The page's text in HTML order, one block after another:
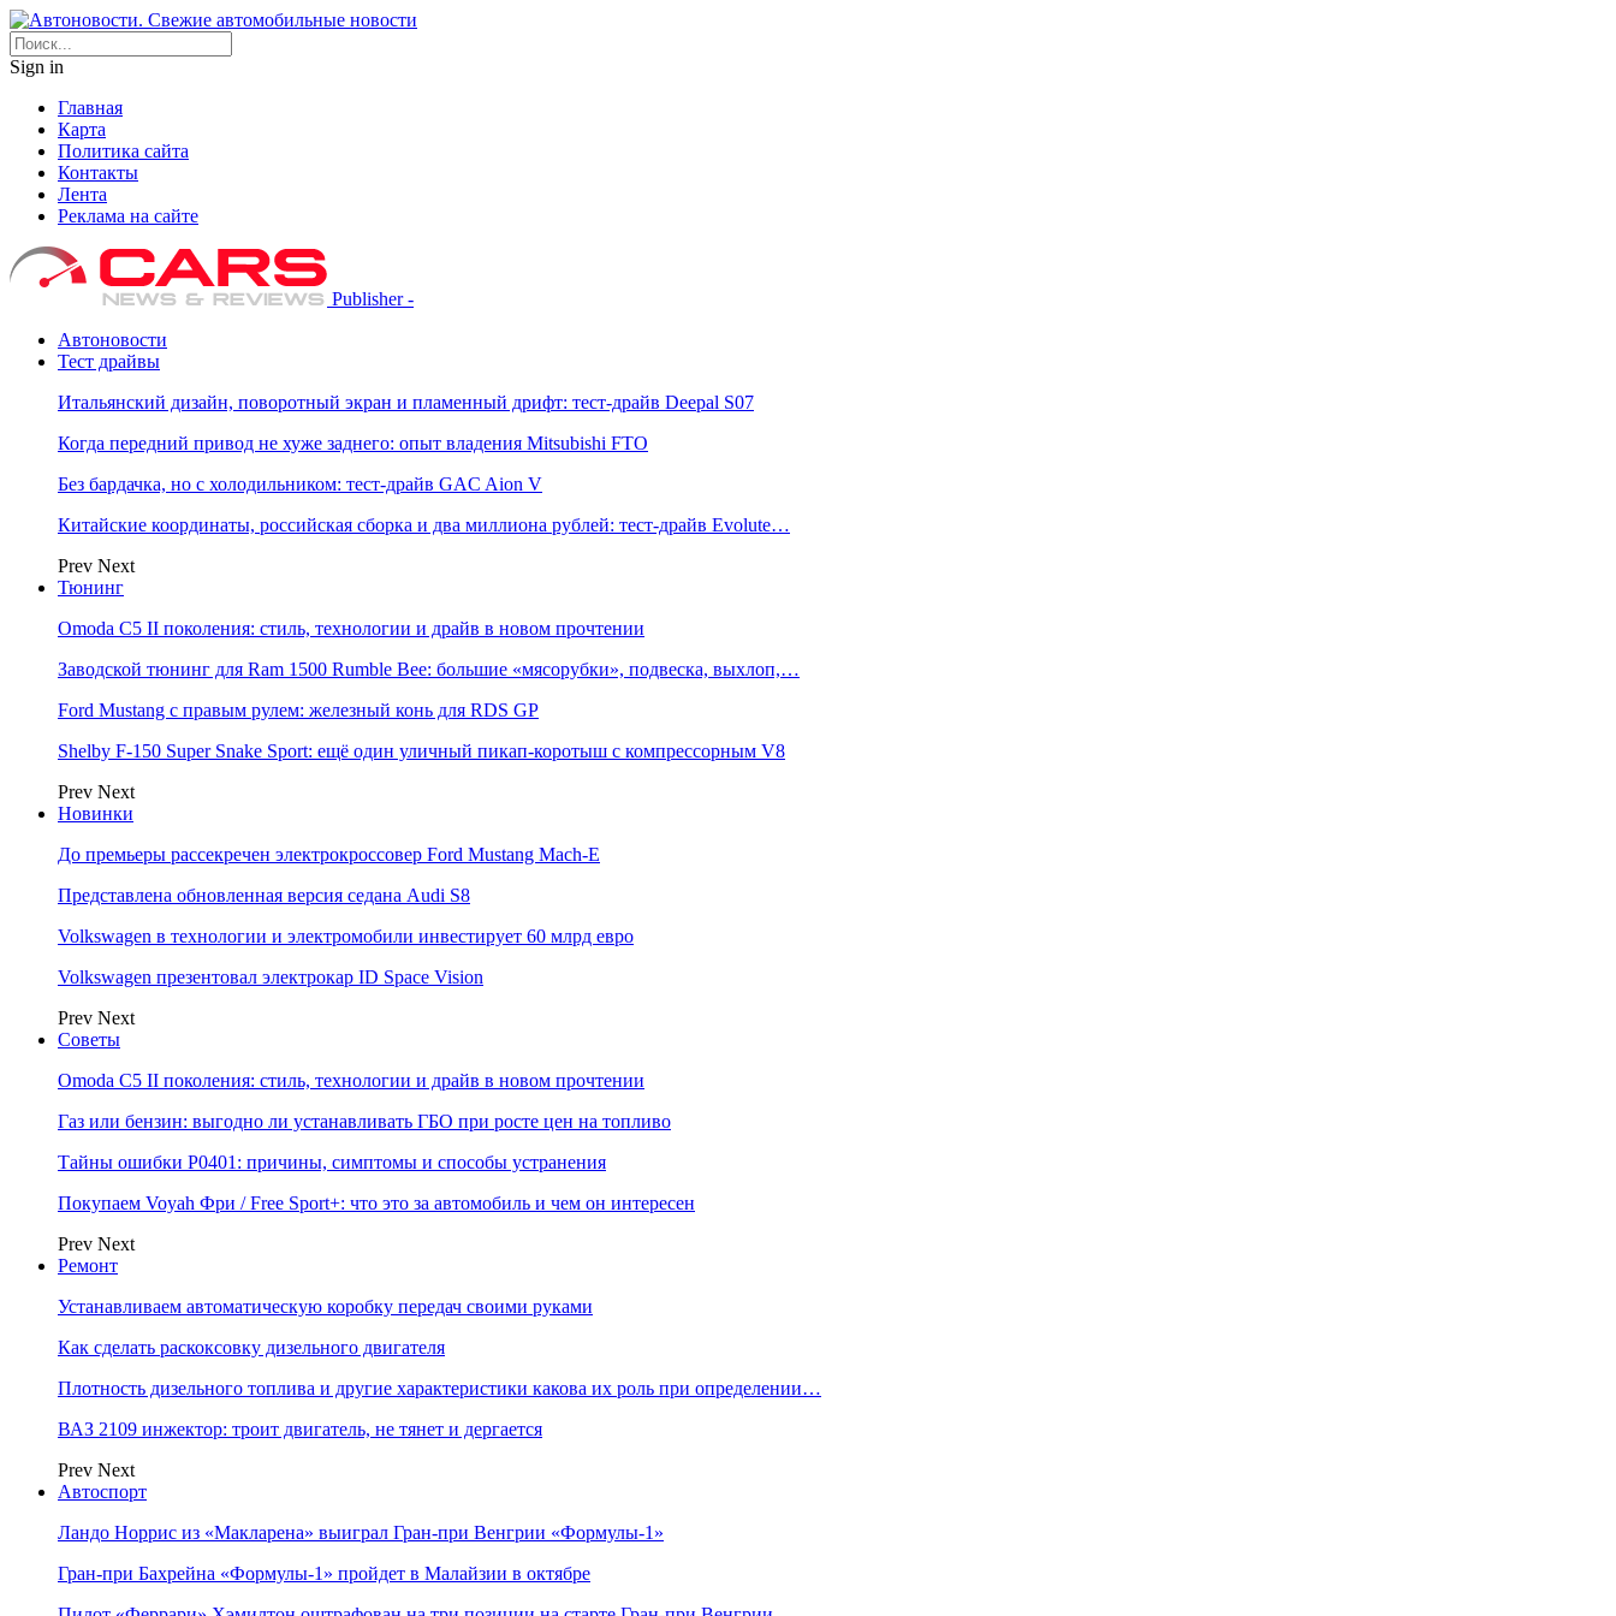
Sign in
Главная
Карта
Политика сайта
Контакты
Лента
Реклама на сайте
Publisher -
Автоновости
Тест драйвы
Итальянский дизайн, поворотный экран и пламенный дрифт: тест-драйв Deepal S07
Когда передний привод не хуже заднего: опыт владения Mitsubishi FTO
Без бардачка, но с холодильником: тест-драйв GAC Aion V
Китайские координаты, российская сборка и два миллиона рублей: тест-драйв Evolute…
Prev Next
Тюнинг
Omoda C5 II поколения: стиль, технологии и драйв в новом прочтении
Заводской тюнинг для Ram 1500 Rumble Bee: большие «мясорубки», подвеска, выхлоп,…
Ford Mustang с правым рулем: железный конь для RDS GP
Shelby F-150 Super Snake Sport: ещё один уличный пикап-коротыш с компрессорным V8
Prev Next
Новинки
До премьеры рассекречен электрокроссовер Ford Mustang Mach-E
Представлена обновленная версия седана Audi S8
Volkswagen в технологии и электромобили инвестирует 60 млрд евро
Volkswagen презентовал электрокар ID Space Vision
Prev Next
Советы
Omoda C5 II поколения: стиль, технологии и драйв в новом прочтении
Газ или бензин: выгодно ли устанавливать ГБО при росте цен на топливо
Тайны ошибки P0401: причины, симптомы и способы устранения
Покупаем Voyah Фри / Free Sport+: что это за автомобиль и чем он интересен
Prev Next
Ремонт
Устанавливаем автоматическую коробку передач своими руками
Как сделать раскоксовку дизельного двигателя
Плотность дизельного топлива и другие характеристики какова их роль при определении…
ВАЗ 2109 инжектор: троит двигатель, не тянет и дергается
Prev Next
Автоспорт
Ландо Норрис из «Макларена» выиграл Гран‑при Венгрии «Формулы‑1»
Гран‑при Бахрейна «Формулы‑1» пройдет в Малайзии в октябре